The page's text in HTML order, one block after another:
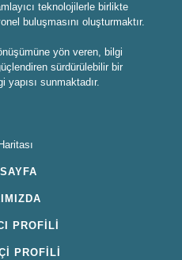
teknolojilerle birlikte
buluşmasını oluşturmaktır.
yön veren, bilgi
sürdürülebilir bir
sunmaktadır.
PROFİLİ
PROFİLİ